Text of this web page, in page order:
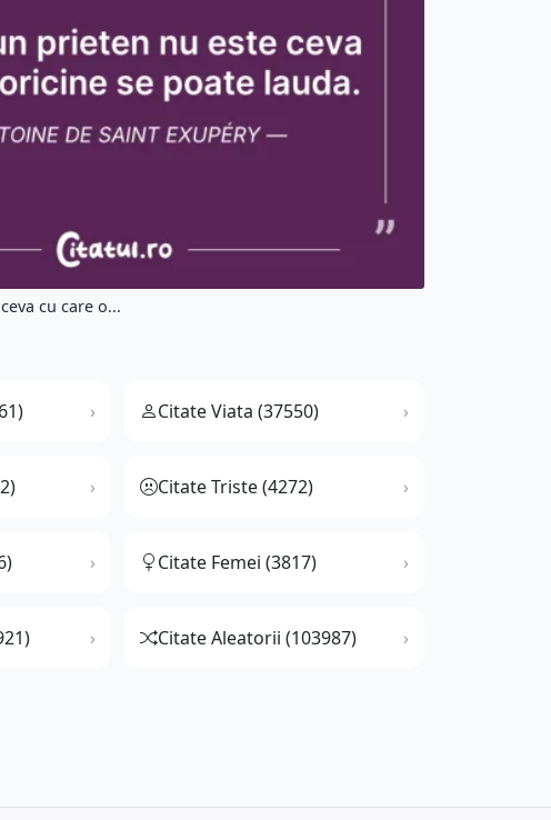
cu care o...
Citate Viata (37550)
Citate Triste (4272)
Citate Femei (3817)
Citate Aleatorii (103987)